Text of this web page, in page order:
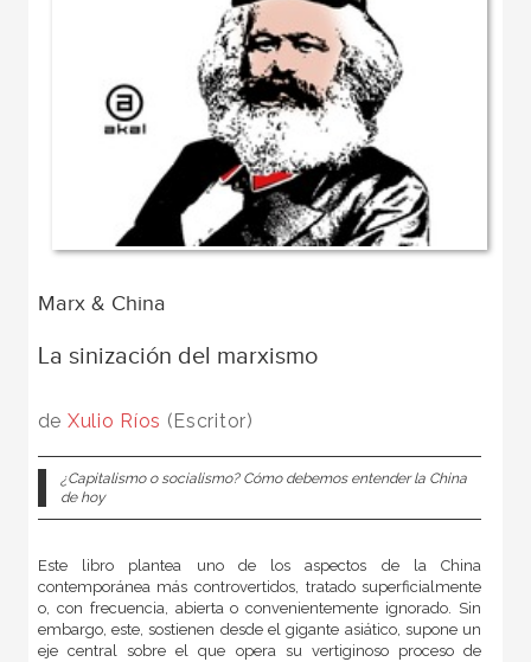
Marx & China
La sinización del marxismo
de Xulio Ríos (Escritor)
¿Capitalismo o socialismo? Cómo debemos entender la China
de hoy
Este libro plantea uno de los aspectos de la China
contemporánea más controvertidos, tratado superficialmente
o, con frecuencia, abierta o convenientemente ignorado. Sin
embargo, este, sostienen desde el gigante asiático, supone un
eje central sobre el que opera su vertiginoso proceso de